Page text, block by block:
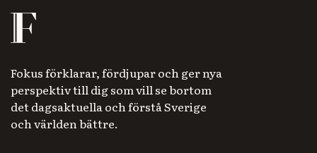
Fokus förklarar, fördjupar och ger nya
perspektiv till dig som vill se bortom
det dagsaktuella och förstå Sverige
och världen bättre.